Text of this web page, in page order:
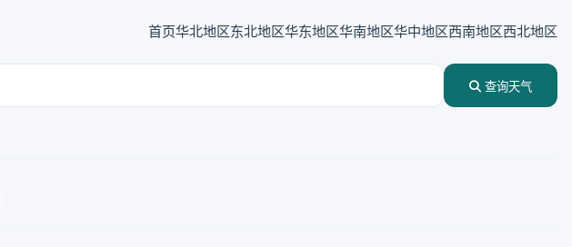
首页华北地区东北地区华东地区华南地区华中地区西南地区西北地区
查询天气